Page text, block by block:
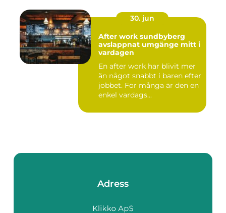
30. jun
After work sundbyberg
avslappnat umgänge mitt i
vardagen
En after work har blivit mer
än något snabbt i baren efter
jobbet. För många är den en
enkel vardags...
Adress